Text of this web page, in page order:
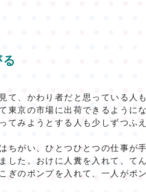
て、かわり者だと思っている人
東京の市場に出荷できるように
てみようとする人も少しずつふ
がい、ひとつひとつの仕事が
した。おけに人糞を入れて、て
ぎのポンプを入れて、一人がポ